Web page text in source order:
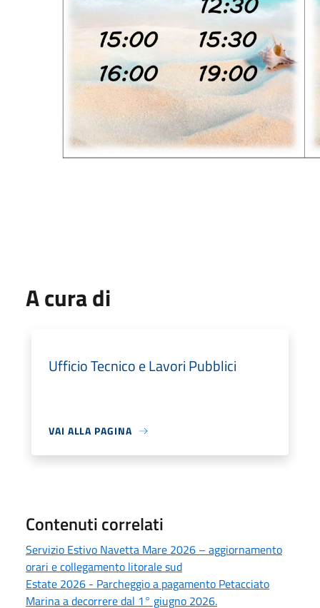
A cura di
Ufficio Tecnico e Lavori Pubblici
VAI ALLA PAGINA
Contenuti correlati
Servizio Estivo Navetta Mare 2026 – aggiornamento
orari e collegamento litorale sud
Estate 2026 - Parcheggio a pagamento Petacciato
Marina a decorrere dal 1° giugno 2026.